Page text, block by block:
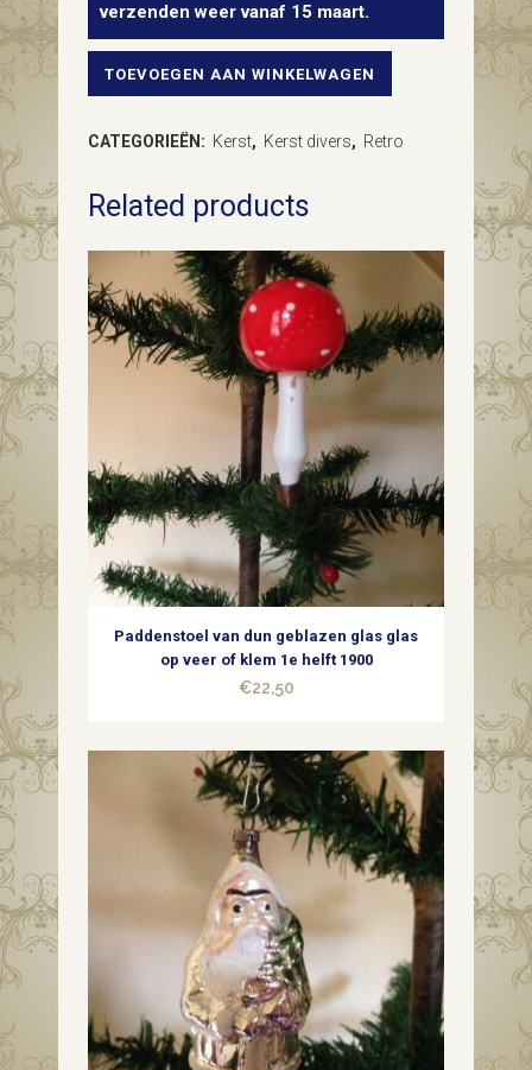
verzenden weer vanaf 15 maart.
Oude
herder
met
schaap
op
jaren
1950-
1960
quantity
TOEVOEGEN AAN WINKELWAGEN
CATEGORIEËN: Kerst, Kerst divers, Retro
Related products
Paddenstoel van dun geblazen glas glas
op veer of klem 1e helft 1900
€22,50